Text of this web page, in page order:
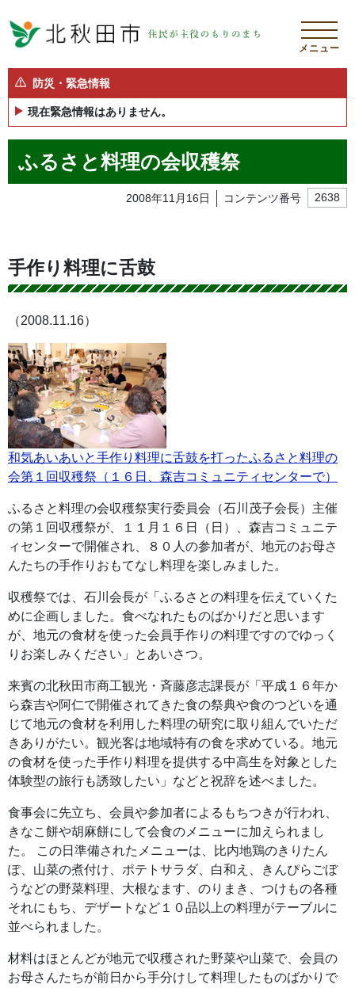
メニュー
防災・緊急情報
現在緊急情報はありません。
ふるさと料理の会収穫祭
2008年11月16日 コンテンツ番号 2638
手作り料理に舌鼓
（2008.11.16）
和気あいあいと手作り料理に舌鼓を打ったふるさと料理の
会第１回収穫祭（１６日、森吉コミュニティセンターで）
ふるさと料理の会収穫祭実行委員会（石川茂子会長）主催
の第１回収穫祭が、１１月１６日（日）、森吉コミュニテ
ィセンターで開催され、８０人の参加者が、地元のお母さ
んたちの手作りおもてなし料理を楽しみました。
収穫祭では、石川会長が「ふるさとの料理を伝えていくた
めに企画しました。食べなれたものばかりだと思います
が、地元の食材を使った会員手作りの料理ですのでゆっく
りお楽しみください」とあいさつ。
来賓の北秋田市商工観光・斉藤彦志課長が「平成１６年か
ら森吉や阿仁で開催されてきた食の祭典や食のつどいを通
じて地元の食材を利用した料理の研究に取り組んでいただ
きありがたい。観光客は地域特有の食を求めている。地元
の食材を使った手作り料理を提供する中高生を対象とした
体験型の旅行も誘致したい」などと祝辞を述べました。
食事会に先立ち、会員や参加者によるもちつきが行われ、
きなこ餅や胡麻餅にして会食のメニューに加えられまし
た。 この日準備されたメニューは、比内地鶏のきりたん
ぽ、山菜の煮付け、ポテトサラダ、白和え、きんぴらごぼ
うなどの野菜料理、大根なます、のりまき、つけもの各種
それにもち、デザートなど１０品以上の料理がテーブルに
並べられました。
材料はほとんどが地元で収穫された野菜や山菜で、会員の
お母さんたちが前日から手分けして料理したものばかりで